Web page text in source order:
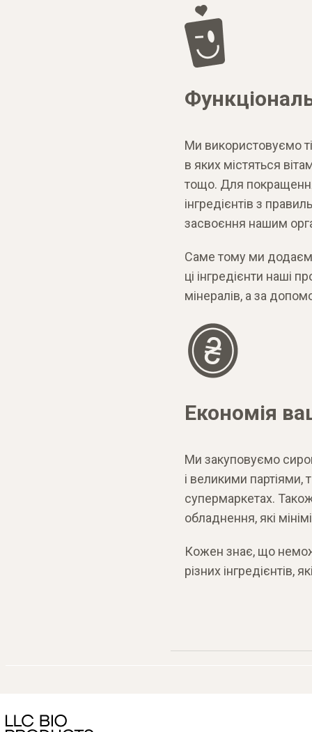
Ми використовуємо
в яких містяться
тощо. Для
інгредієнтів з
засвоєння нашим
Саме тому ми
ці інгредієнти наші
мінералів, а за
Економія
Ми закуповуємо
і великими партіями,
супермаркетах.
обладнення, які
Кожен знає, що
різних інгредієнтів,